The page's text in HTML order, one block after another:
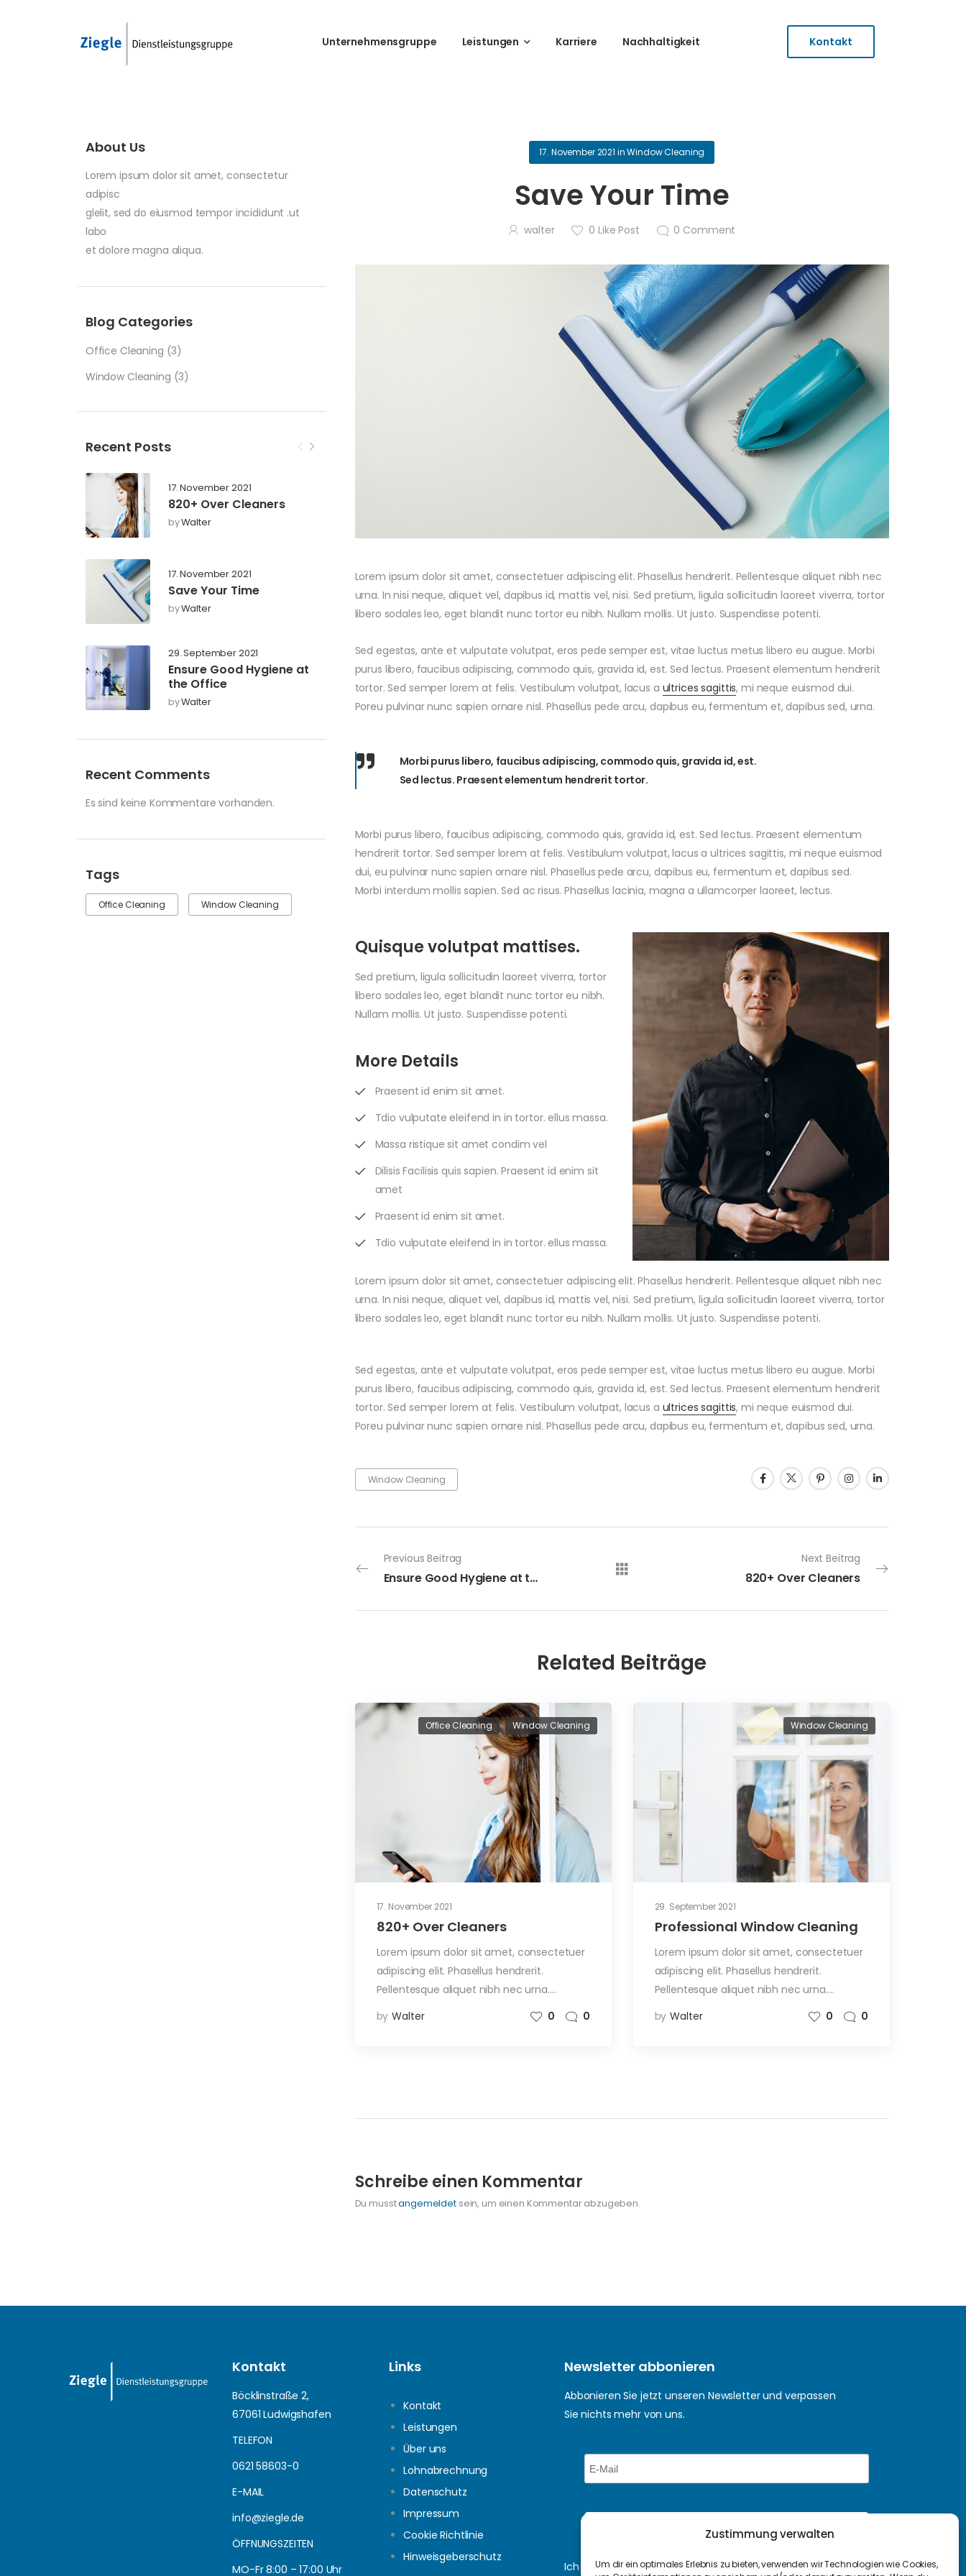
Zustimmung verwalten
Um dir ein optimales Erlebnis zu bieten, verwenden wir Technologien wie Cookies,
Unternehmensgruppe Leistungen Karriere Nachhaltigkeit Kontakt
About Us
Lorem ipsum dolor sit amet, consectetur
adipisc
glelit, sed do eiusmod tempor incididunt .ut
labo
et dolore magna aliqua.
Blog Categories
Office Cleaning (3)
Window Cleaning (3)
Recent Posts
17. November 2021
820+ Over Cleaners
byWalter
17. November 2021
Save Your Time
byWalter
29. September 2021
Ensure Good Hygiene at
the Office
byWalter
Professional Window
Cleaning
byWalter
Recent Comments
Es sind keine Kommentare vorhanden.
Tags
Office Cleaning Window Cleaning
17. November 2021 inWindow Cleaning
Save Your Time
walter 0 Like Post 0 Comment
Lorem ipsum dolor sit amet, consectetuer adipiscing elit. Phasellus hendrerit. Pellentesque aliquet nibh nec
urna. In nisi neque, aliquet vel, dapibus id, mattis vel, nisi. Sed pretium, ligula sollicitudin laoreet viverra, tortor
libero sodales leo, eget blandit nunc tortor eu nibh. Nullam mollis. Ut justo. Suspendisse potenti.
Sed egestas, ante et vulputate volutpat, eros pede semper est, vitae luctus metus libero eu augue. Morbi
purus libero, faucibus adipiscing, commodo quis, gravida id, est. Sed lectus. Praesent elementum hendrerit
tortor. Sed semper lorem at felis. Vestibulum volutpat, lacus a ultrices sagittis, mi neque euismod dui.
Poreu pulvinar nunc sapien ornare nisl. Phasellus pede arcu, dapibus eu, fermentum et, dapibus sed, urna.
Morbi purus libero, faucibus adipiscing, commodo quis, gravida id, est.
Sed lectus. Praesent elementum hendrerit tortor.
Morbi purus libero, faucibus adipiscing, commodo quis, gravida id, est. Sed lectus. Praesent elementum
hendrerit tortor. Sed semper lorem at felis. Vestibulum volutpat, lacus a ultrices sagittis, mi neque euismod
dui, eu pulvinar nunc sapien ornare nisl. Phasellus pede arcu, dapibus eu, fermentum et, dapibus sed.
Morbi interdum mollis sapien. Sed ac risus. Phasellus lacinia, magna a ullamcorper laoreet, lectus.
Quisque volutpat mattises.
Sed pretium, ligula sollicitudin laoreet viverra, tortor
libero sodales leo, eget blandit nunc tortor eu nibh.
Nullam mollis. Ut justo. Suspendisse potenti.
More Details
Praesent id enim sit amet.
Tdio vulputate eleifend in in tortor. ellus massa.
Massa ristique sit amet condim vel
Dilisis Facilisis quis sapien. Praesent id enim sit
amet
Praesent id enim sit amet.
Tdio vulputate eleifend in in tortor. ellus massa.
Lorem ipsum dolor sit amet, consectetuer adipiscing elit. Phasellus hendrerit. Pellentesque aliquet nibh nec
urna. In nisi neque, aliquet vel, dapibus id, mattis vel, nisi. Sed pretium, ligula sollicitudin laoreet viverra, tortor
libero sodales leo, eget blandit nunc tortor eu nibh. Nullam mollis. Ut justo. Suspendisse potenti.
Sed egestas, ante et vulputate volutpat, eros pede semper est, vitae luctus metus libero eu augue. Morbi
purus libero, faucibus adipiscing, commodo quis, gravida id, est. Sed lectus. Praesent elementum hendrerit
tortor. Sed semper lorem at felis. Vestibulum volutpat, lacus a ultrices sagittis, mi neque euismod dui.
Poreu pulvinar nunc sapien ornare nisl. Phasellus pede arcu, dapibus eu, fermentum et, dapibus sed, urna.
Window Cleaning
Previous Beitrag
Ensure Good Hygiene at the Office
Next Beitrag
820+ Over Cleaners
Related Beiträge
17. November 2021
Office Cleaning Window Cleaning
820+ Over Cleaners
Lorem ipsum dolor sit amet, consectetuer
adipiscing elit. Phasellus hendrerit.
Pellentesque aliquet nibh nec urna.…
by Walter 0 0
29. September 2021
Window Cleaning
Professional Window Cleaning
Lorem ipsum dolor sit amet, consectetuer
adipiscing elit. Phasellus hendrerit.
Pellentesque aliquet nibh nec urna.…
by Walter 0 0
Schreibe einen Kommentar
Du musstangemeldetsein, um einen Kommentar abzugeben.
Kontakt
Böcklinstraße 2,
67061 Ludwigshafen
TELEFON
0621 58603-0
E-MAIL
info@ziegle.de
ÖFFNUNGSZEITEN
MO-Fr 8:00 – 17:00 Uhr
Links
Kontakt
Leistungen
Über uns
Lohnabrechnung
Datenschutz
Impressum
Cookie Richtlinie
Hinweisgeberschutz
Newsletter abbonieren
Abbonieren Sie jetzt unseren Newsletter und verpassen
Sie nichts mehr von uns.
Ich stimme zu, dass meine personenbezogenen Daten genutzt